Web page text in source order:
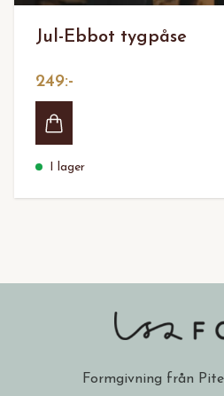
Jul-Ebbot tygpåse
249:-
I lager
Formgivning från